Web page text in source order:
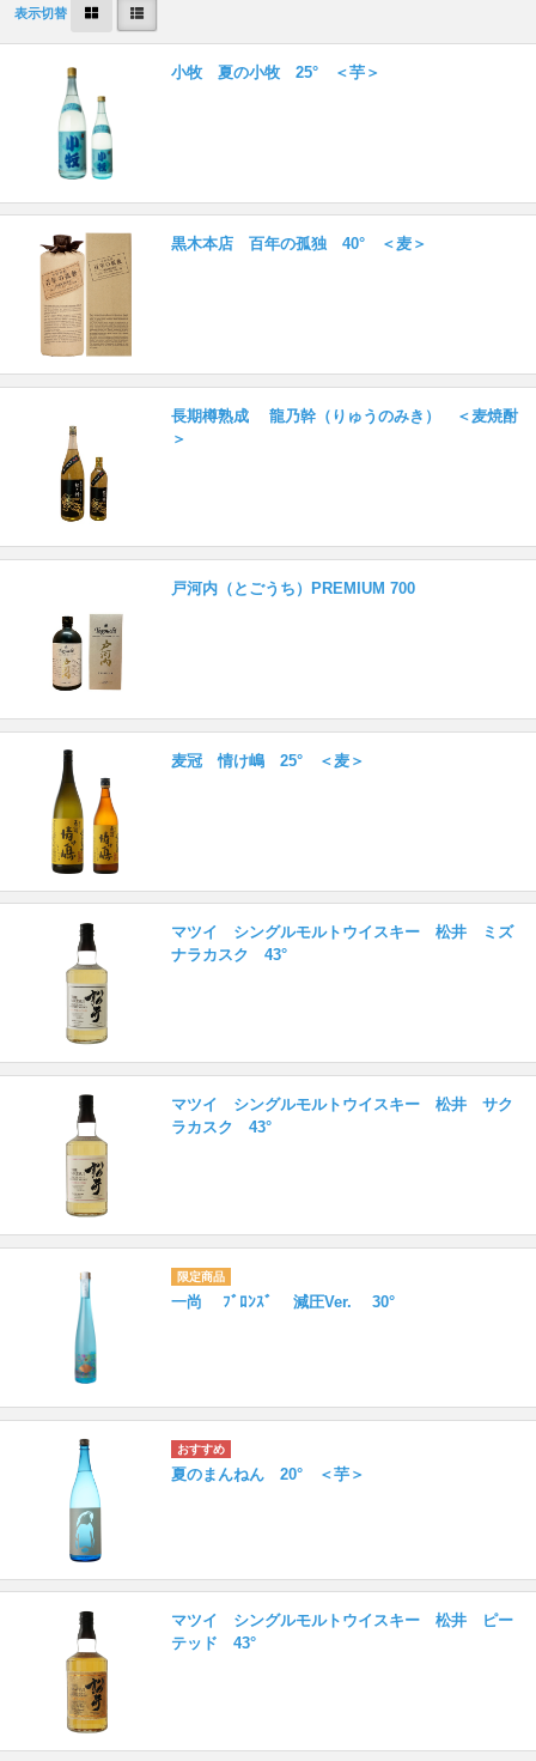
表示切替
小牧 夏の小牧 25° ＜芋＞
黒木本店 百年の孤独 40° ＜麦＞
長期樽熟成 龍乃幹（りゅうのみき） ＜麦焼酎
＞
戸河内（とごうち）PREMIUM 700
麦冠 情け嶋 25° ＜麦＞
マツイ シングルモルトウイスキー 松井 ミズ
ナラカスク 43°
マツイ シングルモルトウイスキー 松井 サク
ラカスク 43°
一尚 ﾌﾞﾛﾝｽﾞ 減圧Ver. 30°
夏のまんねん 20° ＜芋＞
マツイ シングルモルトウイスキー 松井 ピー
テッド 43°